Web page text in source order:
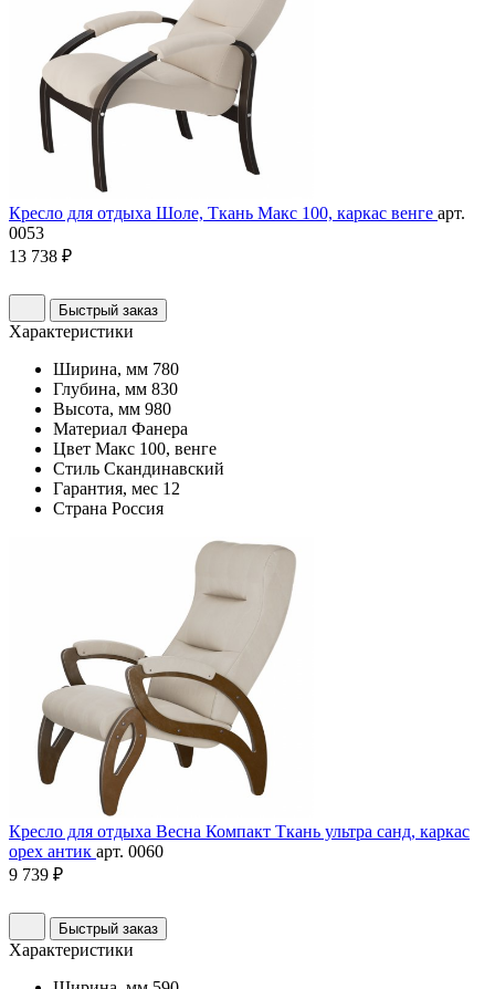
Кресло для отдыха Шоле, Ткань Макс 100, каркас венге арт.
0053
13 738 ₽
Быстрый заказ
Характеристики
Ширина, мм 780
Глубина, мм 830
Высота, мм 980
Материал Фанера
Цвет Макс 100, венге
Стиль Скандинавский
Гарантия, мес 12
Страна Россия
Кресло для отдыха Весна Компакт Ткань ультра санд, каркас
орех антик арт. 0060
9 739 ₽
Быстрый заказ
Характеристики